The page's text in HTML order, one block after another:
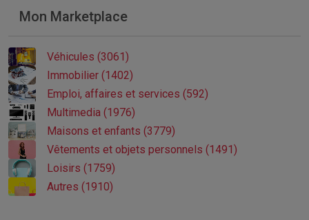
Mon Marketplace
Véhicules (3061)
Immobilier (1402)
Emploi, affaires et services (592)
Multimedia (1976)
Maisons et enfants (3779)
Vêtements et objets personnels (1491)
Loisirs (1759)
Autres (1910)